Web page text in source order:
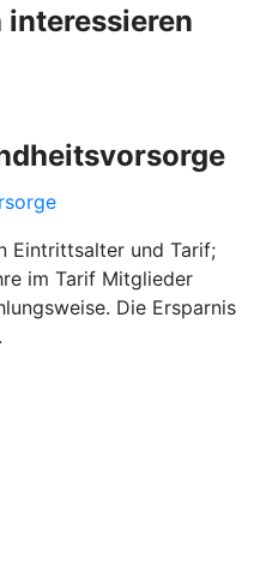
interessieren
Eintrittsalter und Tarif;
im Tarif Mitglieder
Die Ersparnis